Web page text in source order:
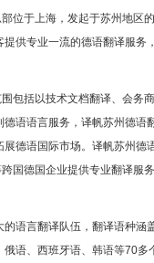
位于上海，发起于苏州地区
供专业一流的德语翻译服
包括以技术文档翻译、会务
语语言服务，译帆苏州德
德语国际市场。译帆苏州
国德国企业提供专业翻译服
语言翻译队伍，翻译语种涵
语、西班牙语、韩语等70